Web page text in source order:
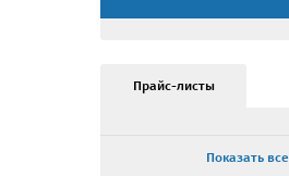
Прайс-листы
Показать все